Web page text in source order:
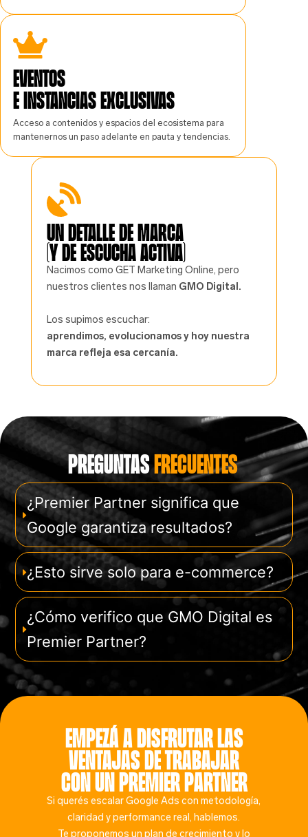
Eventos
e instancias exclusivas
Acceso a contenidos y espacios del ecosistema para
mantenernos un paso adelante en pauta y tendencias.
Un detalle de marca
(y de escucha activa)
Nacimos como GET Marketing Online, pero
nuestros clientes nos llaman GMO Digital.
Los supimos escuchar:
aprendimos, evolucionamos y hoy nuestra
marca refleja esa cercanía.
Preguntasfrecuentes
¿Premier Partner significa que
Google garantiza resultados?
¿Esto sirve solo para e-commerce?
¿Cómo verifico que GMO Digital es
Premier Partner?
Empezá a disfrutar las
ventajas de trabajar
con un Premier Partner
Si querés escalar Google Ads con metodología,
claridad y performance real, hablemos.
Te proponemos un plan de crecimiento y lo